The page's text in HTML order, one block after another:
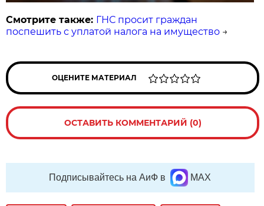
Смотрите также: ГНС просит граждан
поспешить с уплатой налога на имущество →
ОЦЕНИТЕ МАТЕРИАЛ
ОСТАВИТЬ КОММЕНТАРИЙ (0)
Подписывайтесь на АиФ в MAX